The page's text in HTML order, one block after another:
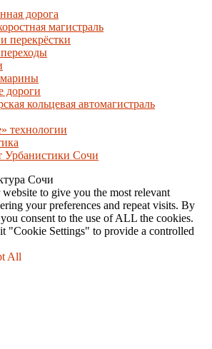
дорога
магистраль
перекрёстки
дороги
кольцевая автомагистраль
технологии
Урбанистики Сочи
Сочи
to give you the most relevant
your preferences and repeat visits. By
consent to the use of ALL the cookies.
"Cookie Settings" to provide a controlled
All